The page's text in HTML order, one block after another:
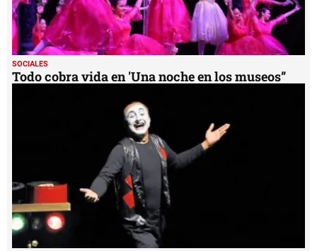
SOCIALES
Todo cobra vida en 'Una noche en los museos”